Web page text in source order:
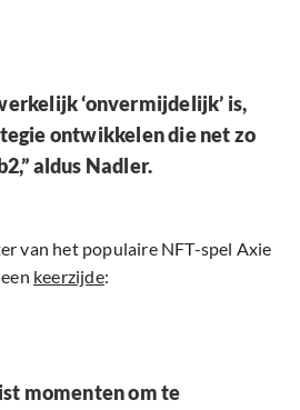
‘onvermijdelijk’ is,
ontwikkelen die net zo
aldus Nadler.
van het populaire NFT-spel Axie
keerzijde:
momenten om te